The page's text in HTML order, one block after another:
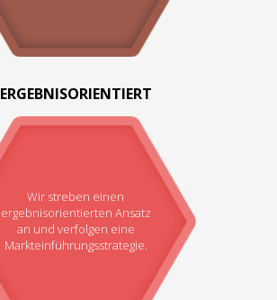
ERGEBNISORIENTIERT
Wir streben einen
ergebnisorientierten Ansatz
an und verfolgen eine
Markteinführungsstrategie.